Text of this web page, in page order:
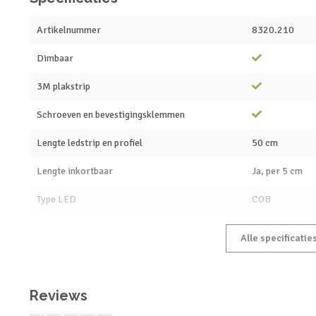
Artikelnummer 8320.210
Dimbaar
3M plakstrip
Schroeven en bevestigingsklemmen
Lengte ledstrip en profiel 50 cm
Lengte inkortbaar Ja, per 5 cm
Type LED COB
Alle
Reviews